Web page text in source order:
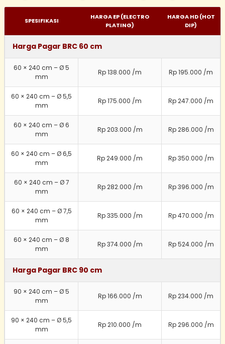
SPESIFIKASI
HARGA EP (ELECTRO
PLATING)
HARGA HD (HOT
DIP)
Harga Pagar BRC 60 cm
60 × 240 cm – Ø 5
mm
Rp 138.000 /m Rp 195.000 /m
60 × 240 cm – Ø 5,5
mm
Rp 175.000 /m Rp 247.000 /m
60 × 240 cm – Ø 6
mm
Rp 203.000 /m Rp 286.000 /m
60 × 240 cm – Ø 6,5
mm
Rp 249.000 /m Rp 350.000 /m
60 × 240 cm – Ø 7
mm
Rp 282.000 /m Rp 396.000 /m
60 × 240 cm – Ø 7,5
mm
Rp 335.000 /m Rp 470.000 /m
60 × 240 cm – Ø 8
mm
Rp 374.000 /m Rp 524.000 /m
Harga Pagar BRC 90 cm
90 × 240 cm – Ø 5
mm
Rp 166.000 /m Rp 234.000 /m
90 × 240 cm – Ø 5,5
mm
Rp 210.000 /m Rp 296.000 /m